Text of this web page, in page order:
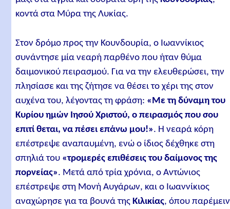
κοντά στα Μύρα της Λυκίας.
Στον δρόμο προς την Κουνδουρία, ο Ιωαννίκιος
συνάντησε μία νεαρή παρθένο που ήταν θύμα
δαιμονικού πειρασμού. Για να την ελευθερώσει, την
πλησίασε και της ζήτησε να θέσει το χέρι της στον
αυχένα του, λέγοντας τη φράση: «Με τη δύναμη του
Κυρίου ημών Ιησού Χριστού, ο πειρασμός που σου
επιτί θεται, να πέσει επάνω μου!». Η νεαρά κόρη
επέστρεψε αναπαυμένη, ενώ ο ίδιος δέχθηκε στη
σπηλιά του «τρομερές επιθέσεις του δαίμονος της
πορνείας». Μετά από τρία χρόνια, ο Αντώνιος
επέστρεψε στη Μονή Αυγάρων, και ο Ιωαννίκιος
αναχώρησε για τα βουνά της Κιλικίας, όπου